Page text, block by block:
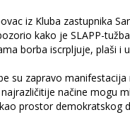
iz Kluba zastupnika
kako je SLAPP-
borba iscrpljuje, plaši i
su zapravo
načine mogu
prostor demokratskog